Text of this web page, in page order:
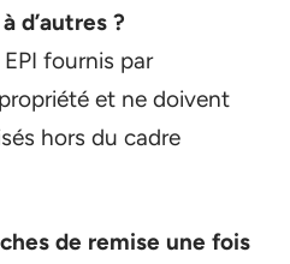
d’autres ?
fournis par
et ne doivent
hors du cadre
de remise une fois